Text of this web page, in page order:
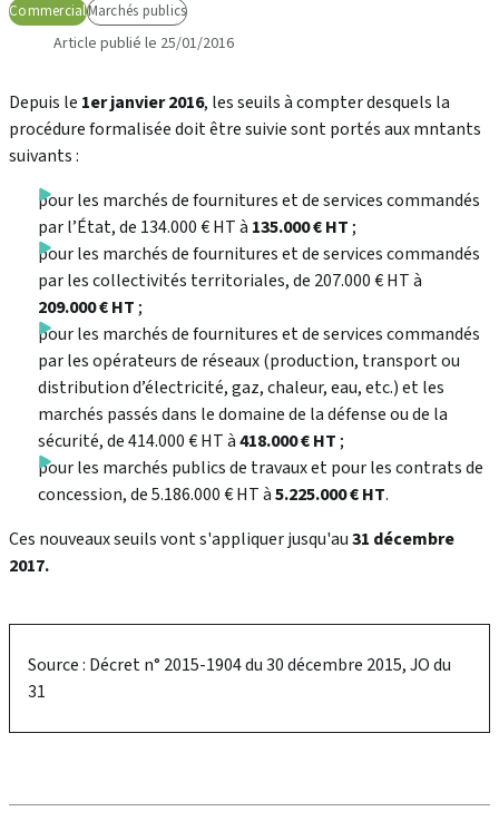
CommercialMarchés publics
Article publié le 25/01/2016
Depuis le 1er janvier 2016, les seuils à compter desquels la
procédure formalisée doit être suivie sont portés aux mntants
suivants :
pour les marchés de fournitures et de services commandés
par l’État, de 134.000 € HT à 135.000 € HT;
pour les marchés de fournitures et de services commandés
par les collectivités territoriales, de 207.000 € HT à
209.000 € HT;
pour les marchés de fournitures et de services commandés
par les opérateurs de réseaux (production, transport ou
distribution d’électricité, gaz, chaleur, eau, etc.) et les
marchés passés dans le domaine de la défense ou de la
sécurité, de 414.000 € HT à418.000 € HT;
pour les marchés publics de travaux et pour les contrats de
concession, de 5.186.000 € HT à5.225.000 € HT.
Ces nouveaux seuils vont s'appliquer jusqu'au31 décembre
2017.
Source : Décret n° 2015-1904 du 30 décembre 2015, JO du
31